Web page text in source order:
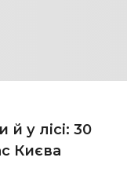
й у лісі: 30
Києва